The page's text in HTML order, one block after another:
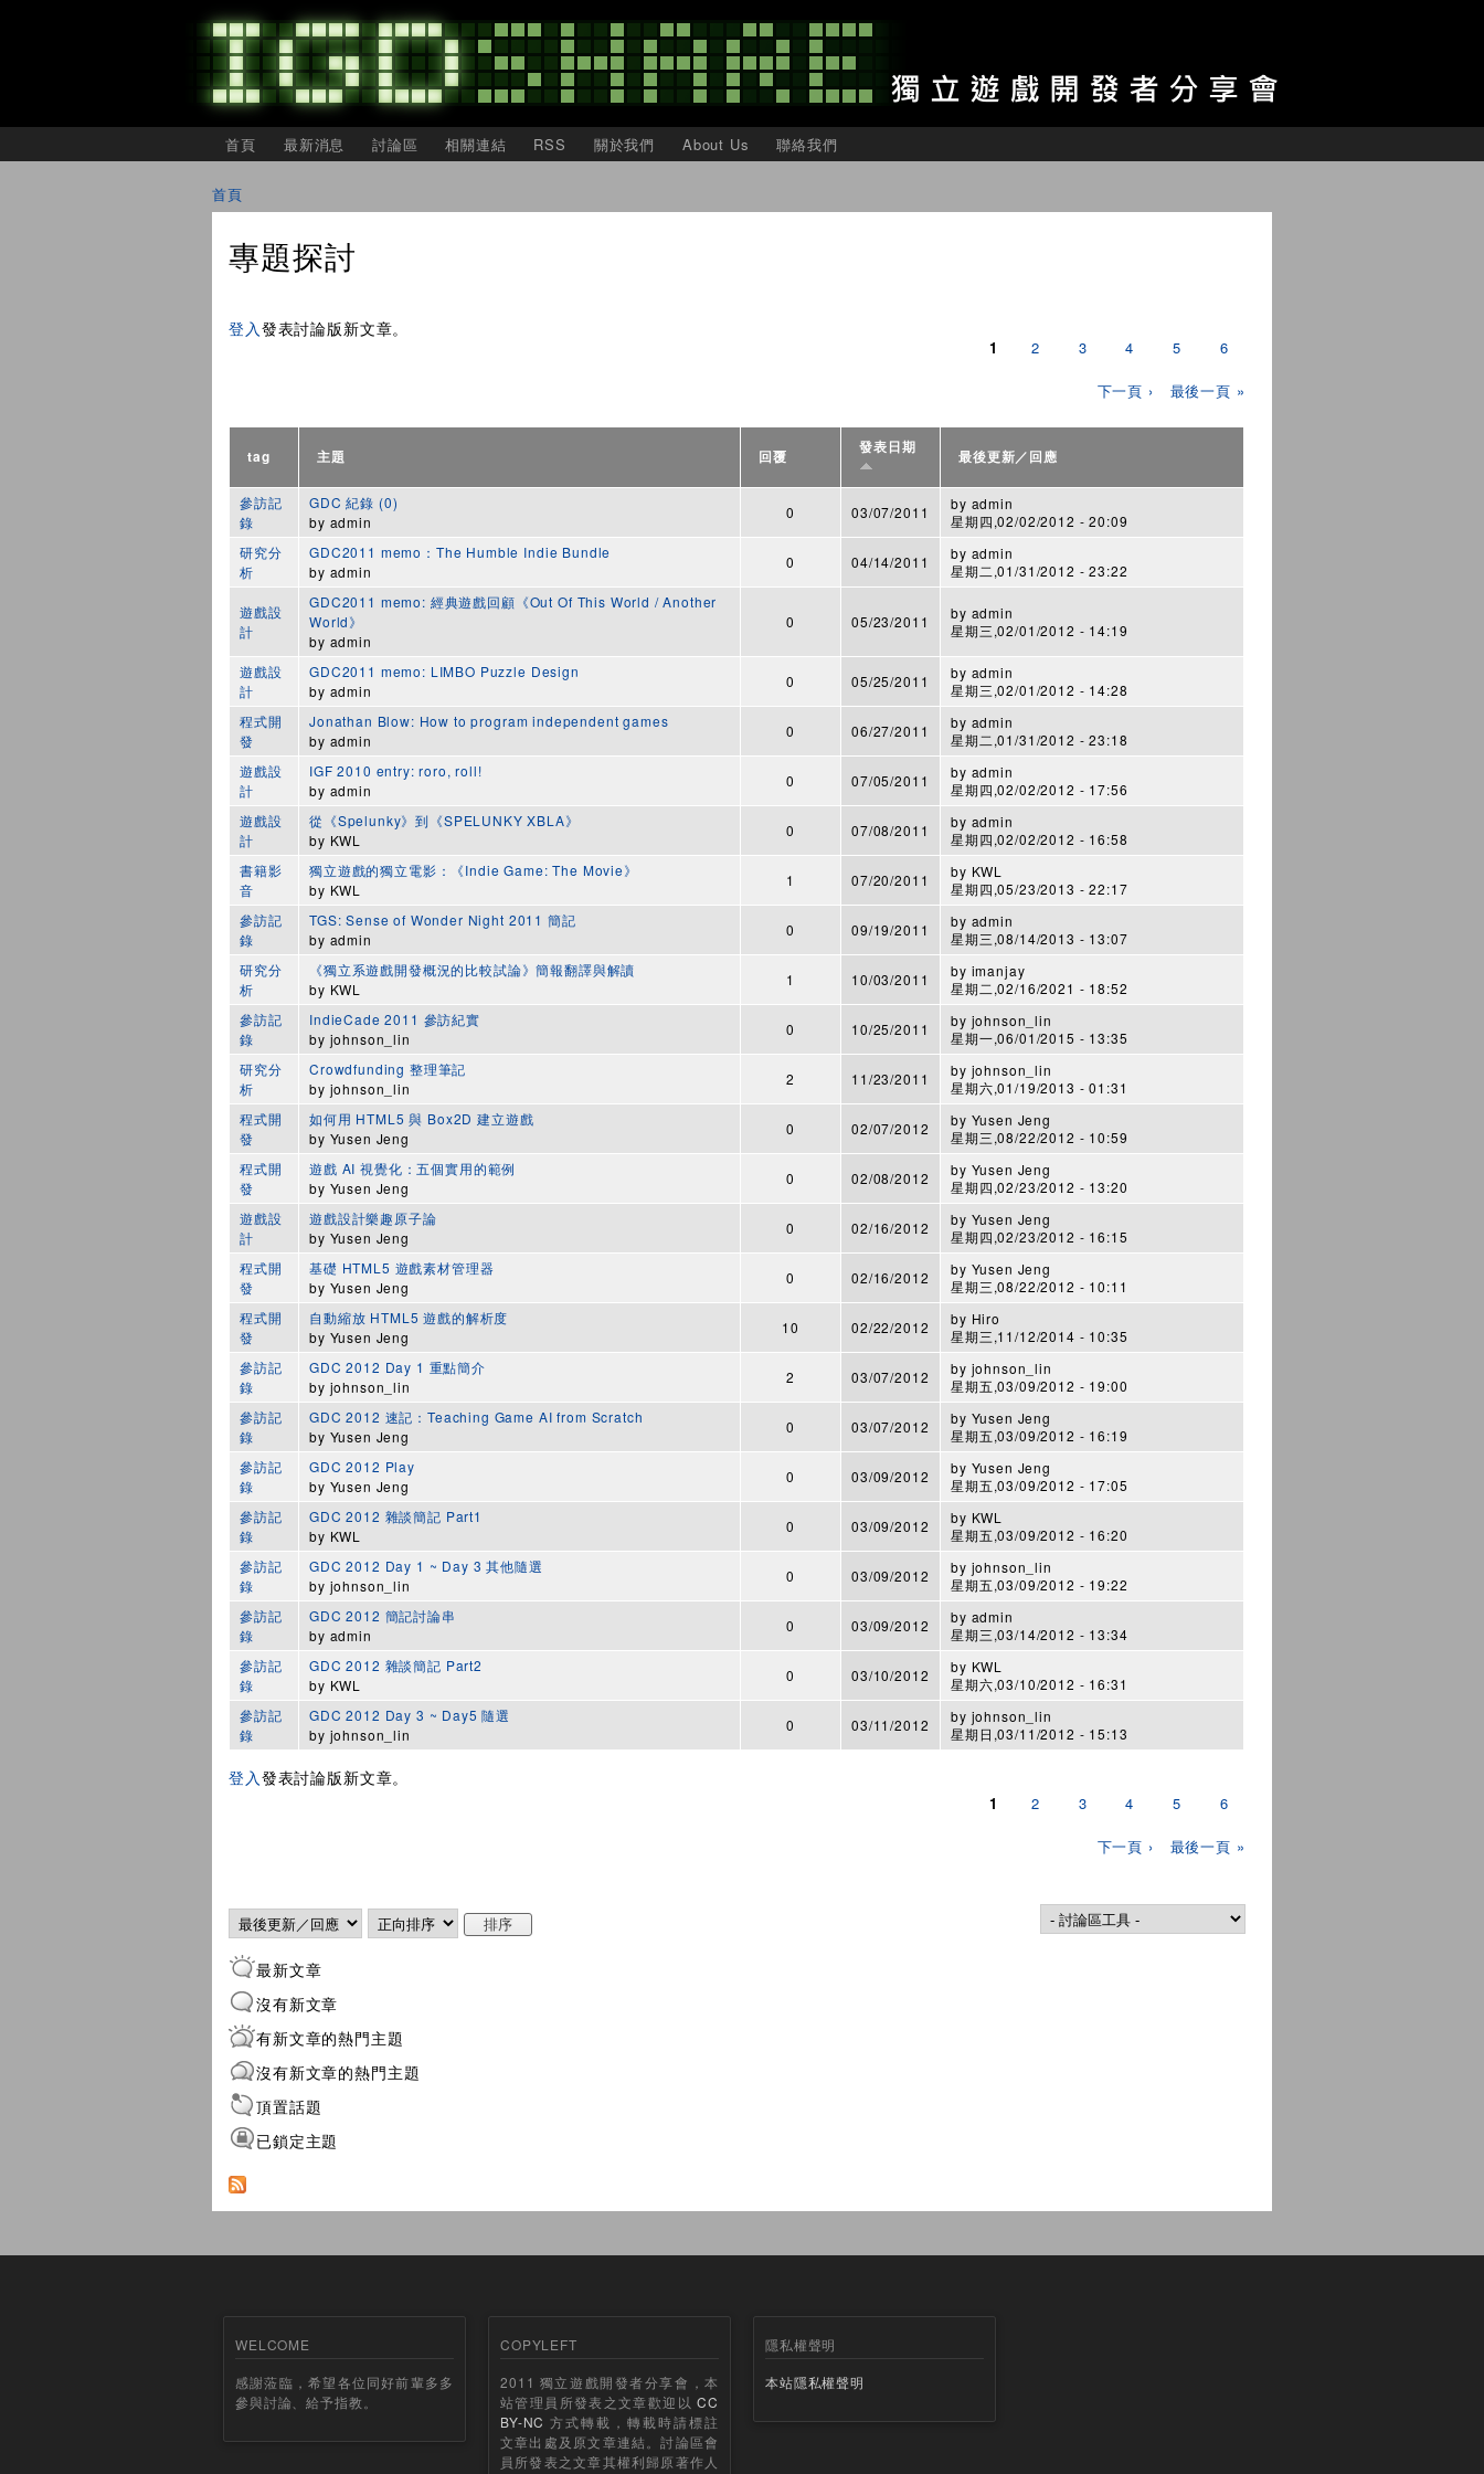
至
主
容
IGDSHARE
首頁 最新消息 討論區 相關連結 RSS 關於我們 About Us 聯絡我們
首頁
專題探討
登入 發表討論版新文章。
1 2 3 4 5 6
下一頁 › 最後一頁 »
tag 主題 回覆
發表日期
最後更新／回應
參訪記
錄
GDC 紀錄 (0)
by admin
0 03/07/2011 by admin
星期四,02/02/2012 - 20:09
研究分
析
GDC2011 memo：The Humble Indie Bundle
by admin
0 04/14/2011 by admin
星期二,01/31/2012 - 23:22
遊戲設
計
GDC2011 memo: 經典遊戲回顧《Out Of This World / Another
World》
by admin
0 05/23/2011 by admin
星期三,02/01/2012 - 14:19
遊戲設
計
GDC2011 memo: LIMBO Puzzle Design
by admin
0 05/25/2011 by admin
星期三,02/01/2012 - 14:28
程式開
發
Jonathan Blow: How to program independent games
by admin
0 06/27/2011 by admin
星期二,01/31/2012 - 23:18
遊戲設
計
IGF 2010 entry: roro, roll!
by admin
0 07/05/2011 by admin
星期四,02/02/2012 - 17:56
遊戲設
計
從《Spelunky》到《SPELUNKY XBLA》
by KWL
0 07/08/2011 by admin
星期四,02/02/2012 - 16:58
書籍影
音
獨立遊戲的獨立電影：《Indie Game: The Movie》
by KWL
1 07/20/2011 by KWL
星期四,05/23/2013 - 22:17
參訪記
錄
TGS: Sense of Wonder Night 2011 簡記
by admin
0 09/19/2011 by admin
星期三,08/14/2013 - 13:07
研究分
析
《獨立系遊戲開發概況的比較試論》簡報翻譯與解讀
by KWL
1 10/03/2011 by imanjay
星期二,02/16/2021 - 18:52
參訪記
錄
IndieCade 2011 參訪紀實
by johnson_lin
0 10/25/2011 by johnson_lin
星期一,06/01/2015 - 13:35
研究分
析
Crowdfunding 整理筆記
by johnson_lin
2 11/23/2011 by johnson_lin
星期六,01/19/2013 - 01:31
程式開
發
如何用 HTML5 與 Box2D 建立遊戲
by Yusen Jeng
0 02/07/2012 by Yusen Jeng
星期三,08/22/2012 - 10:59
程式開
發
遊戲 AI 視覺化：五個實用的範例
by Yusen Jeng
0 02/08/2012 by Yusen Jeng
星期四,02/23/2012 - 13:20
遊戲設
計
遊戲設計樂趣原子論
by Yusen Jeng
0 02/16/2012 by Yusen Jeng
星期四,02/23/2012 - 16:15
程式開
發
基礎 HTML5 遊戲素材管理器
by Yusen Jeng
0 02/16/2012 by Yusen Jeng
星期三,08/22/2012 - 10:11
程式開
發
自動縮放 HTML5 遊戲的解析度
by Yusen Jeng
10 02/22/2012 by Hiro
星期三,11/12/2014 - 10:35
參訪記
錄
GDC 2012 Day 1 重點簡介
by johnson_lin
2 03/07/2012 by johnson_lin
星期五,03/09/2012 - 19:00
參訪記
錄
GDC 2012 速記：Teaching Game AI from Scratch
by Yusen Jeng
0 03/07/2012 by Yusen Jeng
星期五,03/09/2012 - 16:19
參訪記
錄
GDC 2012 Play
by Yusen Jeng
0 03/09/2012 by Yusen Jeng
星期五,03/09/2012 - 17:05
參訪記
錄
GDC 2012 雜談簡記 Part1
by KWL
0 03/09/2012 by KWL
星期五,03/09/2012 - 16:20
參訪記
錄
GDC 2012 Day 1 ~ Day 3 其他隨選
by johnson_lin
0 03/09/2012 by johnson_lin
星期五,03/09/2012 - 19:22
參訪記
錄
GDC 2012 簡記討論串
by admin
0 03/09/2012 by admin
星期三,03/14/2012 - 13:34
參訪記
錄
GDC 2012 雜談簡記 Part2
by KWL
0 03/10/2012 by KWL
星期六,03/10/2012 - 16:31
參訪記
錄
GDC 2012 Day 3 ~ Day5 隨選
by johnson_lin
0 03/11/2012 by johnson_lin
星期日,03/11/2012 - 15:13
登入 發表討論版新文章。
頁面
1 2 3 4 5 6
下一頁 › 最後一頁 »
Order by
排序
最新文章
沒有新文章
有新文章的熱門主題
沒有新文章的熱門主題
頂置話題
已鎖定主題
WELCOME
感謝蒞臨，希望各位同好前輩多多
參與討論、給予指教。
COPYLEFT
2011 獨立遊戲開發者分享會，本
站管理員所發表之文章歡迎以CC
BY-NC 方式轉載，轉載時請標註
文章出處及原文章連結。討論區會
員所發表之文章其權利歸原著作人
隱私權聲明
本站隱私權聲明